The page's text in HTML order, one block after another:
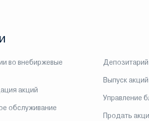
во внебиржевые
акций
обслуживание
Депозитарий
Выпуск акций
Управление
Продать